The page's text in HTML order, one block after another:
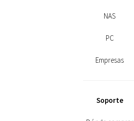
NAS
PC
Empresas
Soporte